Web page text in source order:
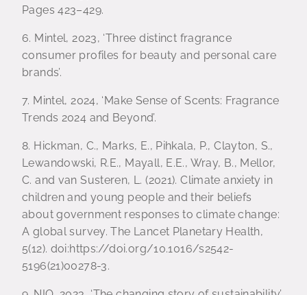
Pages 423–429.
6. Mintel, 2023, ‘Three distinct fragrance
consumer profiles for beauty and personal care
brands’.
7. Mintel, 2024, ‘Make Sense of Scents: Fragrance
Trends 2024 and Beyond’.
8. Hickman, C., Marks, E., Pihkala, P., Clayton, S.,
Lewandowski, R.E., Mayall, E.E., Wray, B., Mellor,
C. and van Susteren, L. (2021). Climate anxiety in
children and young people and their beliefs
about government responses to climate change:
A global survey. The Lancet Planetary Health,
5(12). doi:https://doi.org/10.1016/s2542-
5196(21)00278-3.